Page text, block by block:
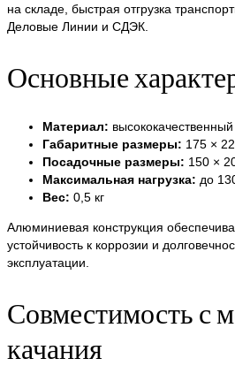
на складе, быстрая отгрузка
Деловые Линии и СДЭК.
Основные
Материал:
Габаритные размеры: 175 ×
Посадочные размеры: 150 ×
Максимальная нагрузка: до
Вес: 0,5 кг
Алюминиевая конструкция
устойчивость к коррозии и
эксплуатации.
Совместимость с
качания